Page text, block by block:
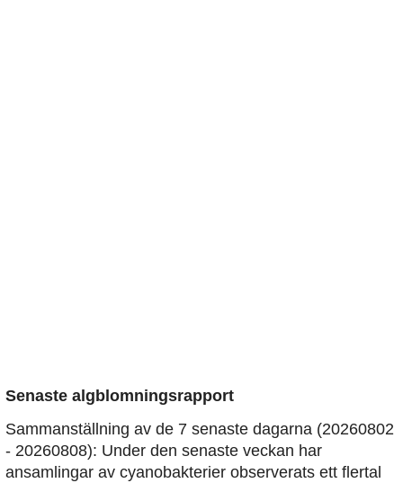
Senaste algblomningsrapport
Sammanställning av de 7 senaste dagarna (20260802
- 20260808): Under den senaste veckan har
ansamlingar av cyanobakterier observerats ett flertal